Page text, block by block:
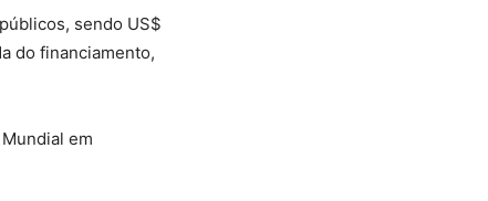
sendo US$
do financiamento,
em